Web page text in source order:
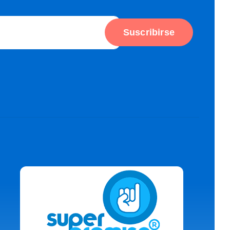
Suscribirse